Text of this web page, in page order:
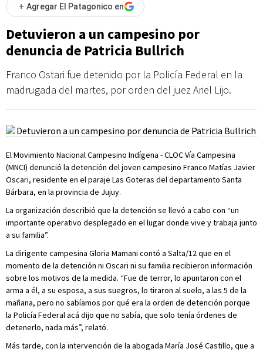
+ Agregar El Patagonico en
Detuvieron a un campesino por
denuncia de Patricia Bullrich
Franco Ostari fue detenido por la Policía Federal en la
madrugada del martes, por orden del juez Ariel Lijo.
El Movimiento Nacional Campesino Indígena - CLOC Vía Campesina
(MNCI) denunció la detención del joven campesino Franco Matías Javier
Oscari, residente en el paraje Las Goteras del departamento Santa
Bárbara, en la provincia de Jujuy.
La organización describió que la detención se llevó a cabo con “un
importante operativo desplegado en el lugar donde vive y trabaja junto
a su familia”.
La dirigente campesina Gloria Mamani contó a Salta/12 que en el
momento de la detención ni Oscari ni su familia recibieron información
sobre los motivos de la medida. “Fue de terror, lo apuntaron con el
arma a él, a su esposa, a sus suegros, lo tiraron al suelo, a las 5 de la
mañana, pero no sabíamos por qué era la orden de detención porque
la Policía Federal acá dijo que no sabía, que solo tenía órdenes de
detenerlo, nada más”, relató.
Más tarde, con la intervención de la abogada María José Castillo, que a